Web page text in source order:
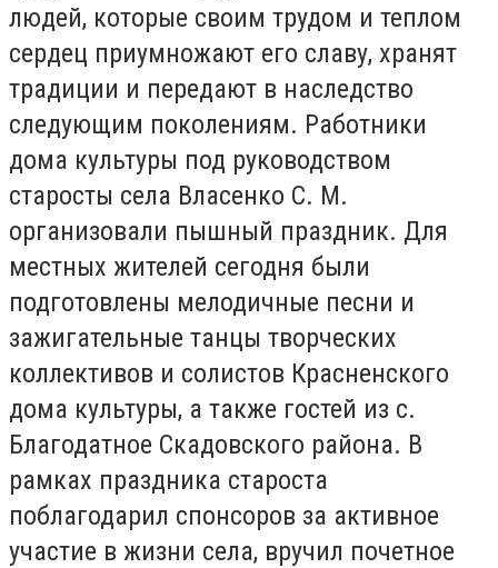
людей, которые своим трудом и теплом
сердец приумножают его славу, хранят
традиции и передают в наследство
следующим поколениям. Работники
дома культуры под руководством
старосты села Власенко С. М.
организовали пышный праздник. Для
местных жителей сегодня были
подготовлены мелодичные песни и
зажигательные танцы творческих
коллективов и солистов Красненского
дома культуры, а также гостей из с.
Благодатное Скадовского района. В
рамках праздника староста
поблагодарил спонсоров за активное
участие в жизни села, вручил почетное